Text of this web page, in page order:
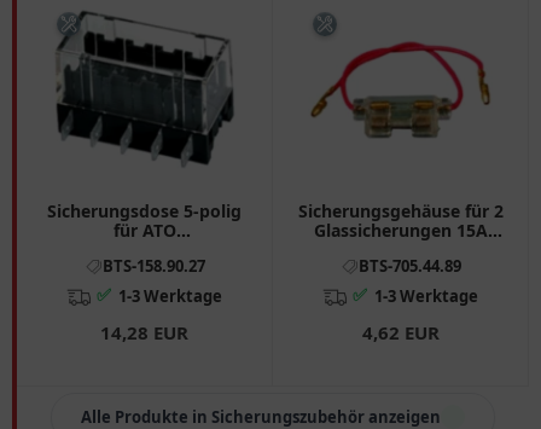
Sicherungsdose 5-polig
für ATO
BTS-158.90.27
✅ 1-3 Werktage
14,28 EUR
Sicherungsgehäuse für 2
Glassicherungen 15A
BTS-705.44.89
✅ 1-3 Werktage
4,62 EUR
Alle Produkte in Sicherungszubehör anzeigen